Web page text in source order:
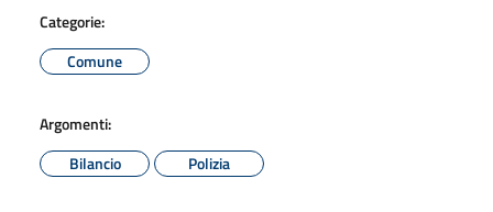
Categorie:
Comune
Argomenti:
Bilancio
Polizia